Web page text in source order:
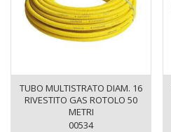
TUBO MULTISTRATO DIAM. 16
RIVESTITO GAS ROTOLO 50
METRI
00534